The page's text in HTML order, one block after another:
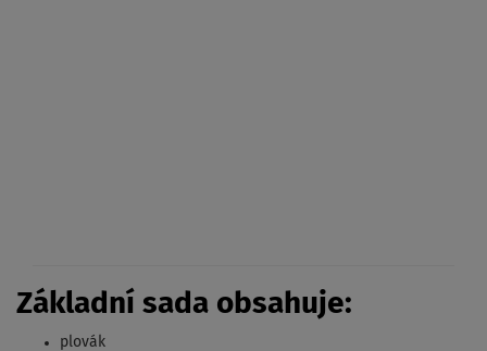
Základní sada obsahuje:
plovák